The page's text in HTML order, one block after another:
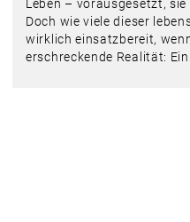
Leben – vorausgesetzt,
Doch wie viele dieser
wirklich einsatzbereit,
erschreckende Realität: